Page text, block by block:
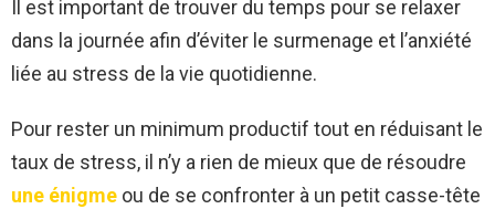
Il est important de trouver du temps pour se relaxer
dans la journée afin d’éviter le surmenage et l’anxiété
liée au stress de la vie quotidienne.
Pour rester un minimum productif tout en réduisant le
taux de stress, il n’y a rien de mieux que de résoudre
une énigme ou de se confronter à un petit casse-tête